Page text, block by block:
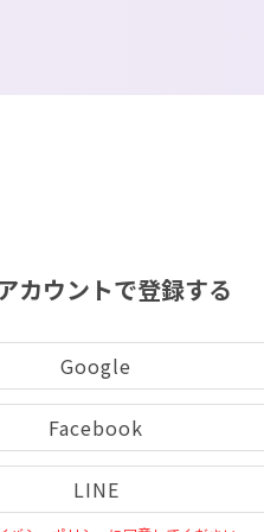
カウントで登録する
Google
Facebook
LINE